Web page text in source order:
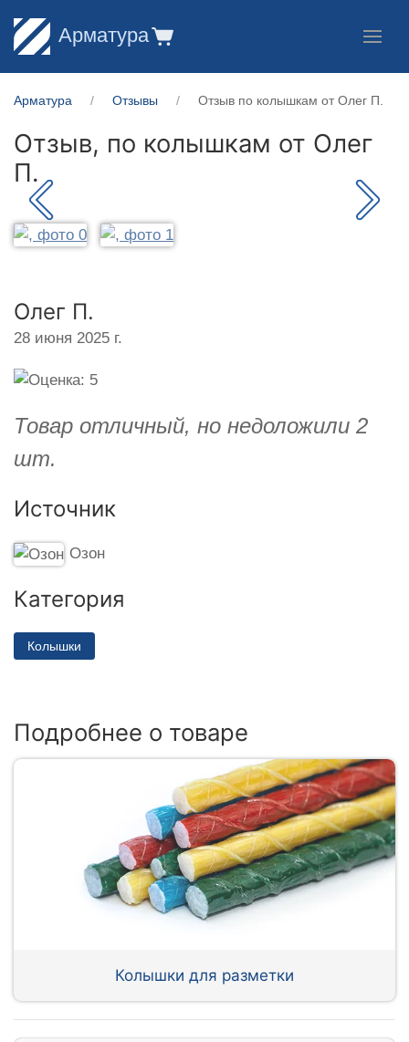
Арматура
Арматура Отзывы Отзыв по колышкам от Олег П.
Отзыв, по колышкам от Олег
П.
Олег П.
28 июня 2025 г.
Товар отличный, но недоложили 2
шт.
Источник
Озон
Категория
Колышки
Подробнее о товаре
Колышки для разметки